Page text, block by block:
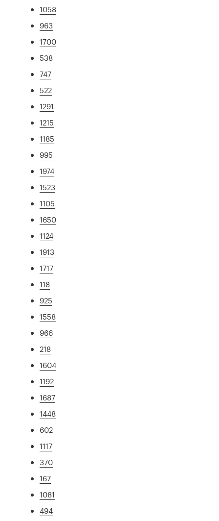
1058
963
1700
538
747
522
1291
1215
1185
995
1974
1523
1105
1650
1124
1913
1717
118
925
1558
966
218
1604
1192
1687
1448
602
1117
370
167
1081
494